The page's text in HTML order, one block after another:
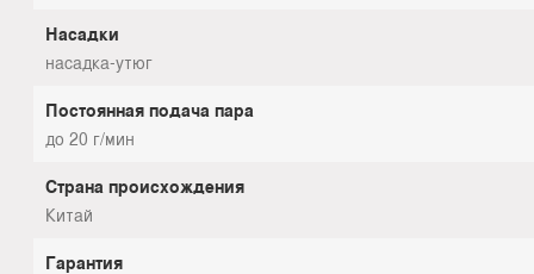
Насадки
насадка-утюг
Постоянная подача пара
до 20 г/мин
Страна происхождения
Китай
Гарантия